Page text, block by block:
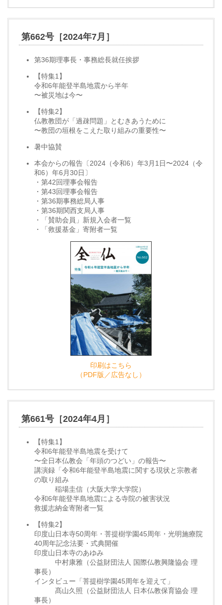
第662号［2024年7月］
第36期理事長・事務総長就任挨拶
【特集1】
令和6年能登半島地震から半年
〜被災地は今〜
【特集2】
仏教教団が「過疎問題」とむきあうために
〜教団の垣根をこえた取り組みの重要性〜
暑中協賛
本会からの報告〔2024（令和6）年3月1日〜2024（令
和6）年6月30日〕
・第42回理事会報告
・第43回理事会報告
・第36期事務総局人事
・第36期関西支局人事
・「賛助会員」新規入会者一覧
・「救援基金」寄附者一覧
印刷はこちら
（PDF版／広告なし）
第661号［2024年4月］
【特集1】
令和6年能登半島地震を受けて
〜全日本仏教会「年頭のつどい」の報告〜
講演録「令和6年能登半島地震に関する現状と宗教者
の取り組み
稲場圭信（大阪大学大学院）
令和6年能登半島地震による寺院の被害状況
救援志納金寄附者一覧
【特集2】
印度山日本寺50周年・菩提樹学園45周年・光明施療院
40周年記念法要・式典開催
印度山日本寺のあゆみ
中村康雅（公益財団法人 国際仏教興隆協会 理
事長）
インタビュー「菩提樹学園45周年を迎えて」
髙山久照（公益財団法人 日本仏教保育協会 理
事長）